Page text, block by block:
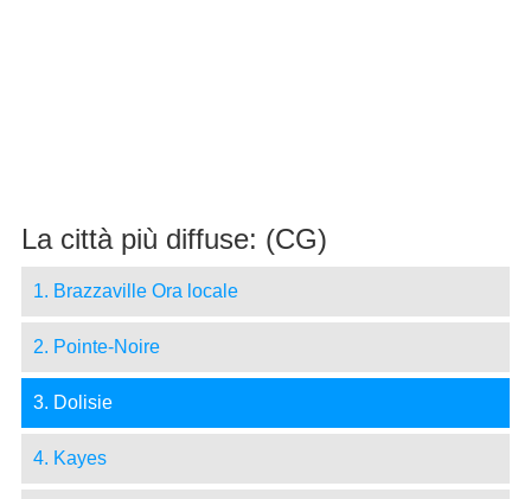
La città più diffuse: (CG)
1. Brazzaville Ora locale
2. Pointe-Noire
3. Dolisie
4. Kayes